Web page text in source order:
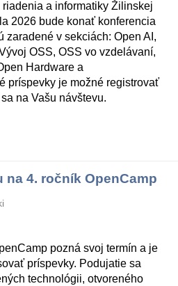
a informatiky Žilinskej
2026 bude konať konferencia
zaradené v sekciách: Open AI,
OSS, OSS vo vzdelávaní,
Hardware a
príspevky je možné registrovať
na Vašu návštevu.
na 4. ročník OpenCamp
pozná svoj termín a je
príspevky. Podujatie sa
technológii, otvoreného